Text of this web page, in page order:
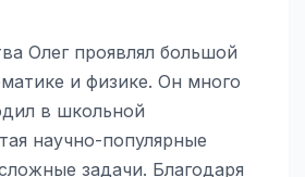
Олег проявлял большой
и физике. Он много
в школьной
научно-популярные
задачи. Благодаря